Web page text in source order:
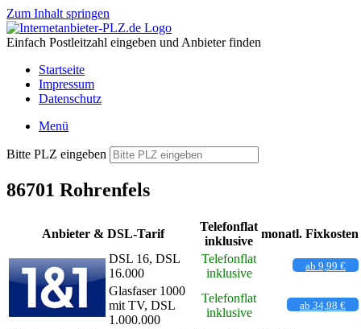
Zum Inhalt springen
Einfach Postleitzahl eingeben und Anbieter finden
Startseite
Impressum
Datenschutz
Menü
Bitte PLZ eingeben
86701 Rohrenfels
Anbieter & DSL-Tarif
Telefonflat
inklusive
monatl. Fixkosten
DSL 16, DSL
16.000
Telefonflat
inklusive
ab 9,99 €
Glasfaser 1000
mit TV, DSL
1.000.000
Telefonflat
inklusive
ab 34,98 €